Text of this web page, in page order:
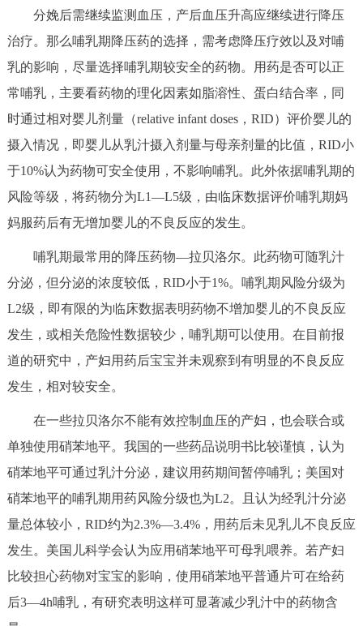
12345网上接诉即办 我要咨询 我要建议
参与调查 在线访谈 图说互动
走进北京
北京概况 十六区概览 人文北京
绿色北京 图说北京 视频北京
多语种
DEUTSCH РУССКИЙ ЯЗЫК
ESPAÑOL العربية PORTUGUÊS
ITALIANO
回到顶部
分娩后需继续监测血压，产后血压升高应继续进行降压
治疗。那么哺乳期降压药的选择，需考虑降压疗效以及对哺
乳的影响，尽量选择哺乳期较安全的药物。用药是否可以正
常哺乳，主要看药物的理化因素如脂溶性、蛋白结合率，同
时通过相对婴儿剂量（relative infant doses，RID）评价婴儿的
摄入情况，即婴儿从乳汁摄入剂量与母亲剂量的比值，RID小
于10%认为药物可安全使用，不影响哺乳。此外依据哺乳期的
风险等级，将药物分为L1—L5级，由临床数据评价哺乳期妈
妈服药后有无增加婴儿的不良反应的发生。
哺乳期最常用的降压药物—拉贝洛尔。此药物可随乳汁
分泌，但分泌的浓度较低，RID小于1%。哺乳期风险分级为
L2级，即有限的为临床数据表明药物不增加婴儿的不良反应
发生，或相关危险性数据较少，哺乳期可以使用。在目前报
道的研究中，产妇用药后宝宝并未观察到有明显的不良反应
发生，相对较安全。
在一些拉贝洛尔不能有效控制血压的产妇，也会联合或
单独使用硝苯地平。我国的一些药品说明书比较谨慎，认为
硝苯地平可通过乳汁分泌，建议用药期间暂停哺乳；美国对
硝苯地平的哺乳期用药风险分级也为L2。且认为经乳汁分泌
量总体较小，RID约为2.3%—3.4%，用药后未见乳儿不良反应
发生。美国儿科学会认为应用硝苯地平可母乳喂养。若产妇
比较担心药物对宝宝的影响，使用硝苯地平普通片可在给药
后3—4h哺乳，有研究表明这样可显著减少乳汁中的药物含